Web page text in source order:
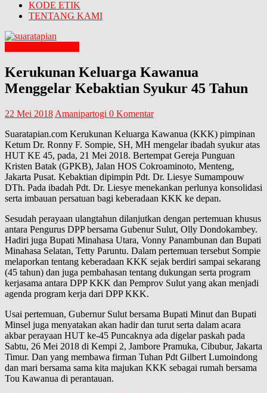
KODE ETIK
TENTANG KAMI
Kerukunan Keluarga Kawanua
Menggelar Kebaktian Syukur 45 Tahun
22 Mei 2018 Amanipartogi 0 Komentar
Suaratapian.com Kerukunan Keluarga Kawanua (KKK) pimpinan
Ketum Dr. Ronny F. Sompie, SH, MH mengelar ibadah syukur atas
HUT KE 45, pada, 21 Mei 2018. Bertempat Gereja Punguan
Kristen Batak (GPKB), Jalan HOS Cokroaminoto, Menteng,
Jakarta Pusat. Kebaktian dipimpin Pdt. Dr. Liesye Sumampouw
DTh. Pada ibadah Pdt. Dr. Liesye menekankan perlunya konsolidasi
serta imbauan persatuan bagi keberadaan KKK ke depan.
Sesudah perayaan ulangtahun dilanjutkan dengan pertemuan khusus
antara Pengurus DPP bersama Gubenur Sulut, Olly Dondokambey.
Hadiri juga Bupati Minahasa Utara, Vonny Panambunan dan Bupati
Minahasa Selatan, Tetty Paruntu. Dalam pertemuan tersebut Sompie
melaporkan tentang keberadaan KKK sejak berdiri sampai sekarang
(45 tahun) dan juga pembahasan tentang dukungan serta program
kerjasama antara DPP KKK dan Pemprov Sulut yang akan menjadi
agenda program kerja dari DPP KKK.
Usai pertemuan, Gubernur Sulut bersama Bupati Minut dan Bupati
Minsel juga menyatakan akan hadir dan turut serta dalam acara
akbar perayaan HUT ke-45 Puncaknya ada digelar paskah pada
Sabtu, 26 Mei 2018 di Kempi 2, Jambore Pramuka, Cibubur, Jakarta
Timur. Dan yang membawa firman Tuhan Pdt Gilbert Lumoindong
dan mari bersama sama kita majukan KKK sebagai rumah bersama
Tou Kawanua di perantauan.